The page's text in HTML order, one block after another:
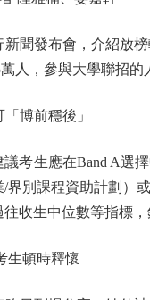
發布會，介紹放榜
人，參與大學聯招的
博前穩後」
生應在Band A選擇
/界別課程資助計劃）
收生中位數等指標
頓時釋懷